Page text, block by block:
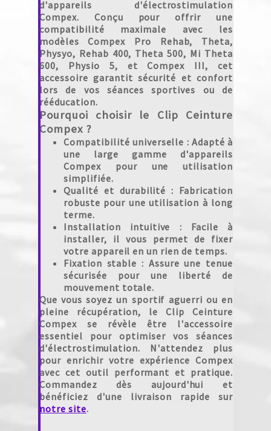
d'appareils d'électrostimulation
Compex. Conçu pour offrir une
compatibilité maximale avec les
modèles Compex Pro Rehab, Theta,
Physyo, Rehab 400, Theta 500, Mi Theta
600, Physio 5, et Compex III, cet
accessoire garantit sécurité et confort
lors de vos séances sportives ou de
rééducation.
Pourquoi choisir le Clip Ceinture
Compex ?
Compatibilité universelle : Adapté à
une large gamme d'appareils
Compex pour une utilisation
simplifiée.
Qualité et durabilité : Fabrication
robuste pour une utilisation à long
terme.
Installation intuitive : Facile à
installer, il vous permet de fixer
votre appareil en un rien de temps.
Fixation stable : Assure une tenue
sécurisée pour une liberté de
mouvement totale.
Que vous soyez un sportif aguerri ou en
pleine récupération, le Clip Ceinture
Compex se révèle être l'accessoire
essentiel pour optimiser vos séances
d'électrostimulation. N'attendez plus
pour enrichir votre expérience Compex
avec cet outil performant et pratique.
Commandez dès aujourd'hui et
bénéficiez d'une livraison rapide sur
notre site.